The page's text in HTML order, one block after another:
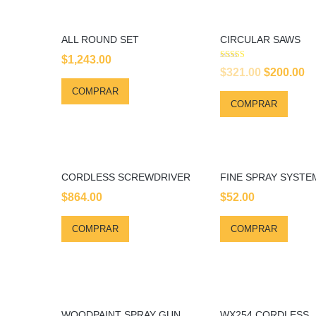
ALL ROUND SET
$1,243.00
COMPRAR
CIRCULAR SAWS
Avaliação
4.00
$321.00 Original
price
was:
$200.00
COMPRAR
CORDLESS SCREWDRIVER
$864.00
COMPRAR
FINE SPRAY
$52.00
COMPRAR